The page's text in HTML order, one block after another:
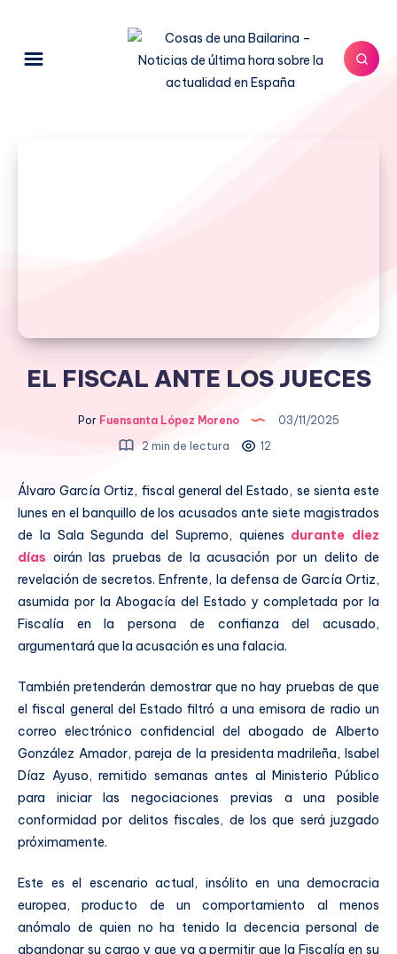
EL FISCAL ANTE LOS JUECES
Por Fuensanta López Moreno
03/11/2025
2 min de lectura
12
Álvaro García Ortiz, fiscal general del Estado, se sienta este
lunes en el banquillo de los acusados ante siete magistrados
de la Sala Segunda del Supremo, quienes durante diez
días oirán las pruebas de la acusación por un delito de
revelación de secretos. Enfrente, la defensa de García Ortiz,
asumida por la Abogacía del Estado y completada por la
Fiscalía en la persona de confianza del acusado,
argumentará que la acusación es una falacia.
También pretenderán demostrar que no hay pruebas de que
el fiscal general del Estado filtró a una emisora de radio un
correo electrónico confidencial del abogado de Alberto
González Amador, pareja de la presidenta madrileña, Isabel
Díaz Ayuso, remitido semanas antes al Ministerio Público
para iniciar las negociaciones previas a una posible
conformidad por delitos fiscales, de los que será juzgado
próximamente.
Este es el escenario actual, insólito en una democracia
europea, producto de un comportamiento al menos
anómalo de quien no ha tenido la decencia personal de
abandonar su cargo y que va a permitir que la Fiscalía en su